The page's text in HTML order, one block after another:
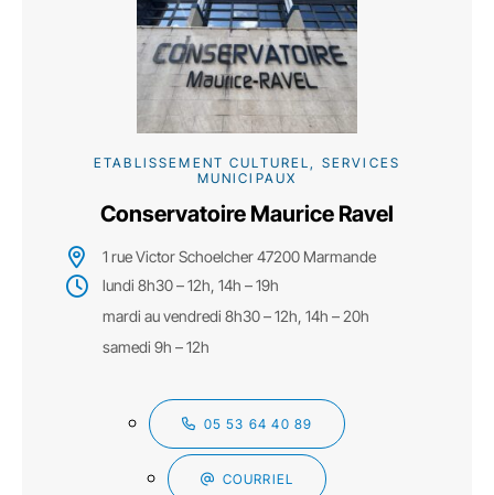
ETABLISSEMENT CULTUREL, SERVICES
MUNICIPAUX
Conservatoire Maurice Ravel
1 rue Victor Schoelcher 47200 Marmande
lundi 8h30 – 12h, 14h – 19h
mardi au vendredi 8h30 – 12h, 14h – 20h
samedi 9h – 12h
05 53 64 40 89
COURRIEL